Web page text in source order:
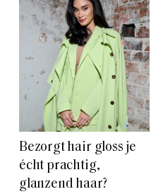
Bezorgt hair gloss je
écht prachtig,
glanzend haar?